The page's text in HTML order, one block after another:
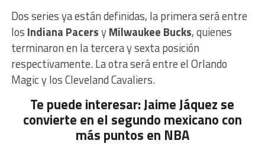
Dos series ya están definidas, la primera será entre
los Indiana PacersyMilwaukee Bucks, quienes
terminaron en la tercera y sexta posición
respectivamente. La otra será entre el Orlando
Magic y los Cleveland Cavaliers.
Te puede interesar: Jaime Jáquez se
convierte en el segundo mexicano con
más puntos en NBA